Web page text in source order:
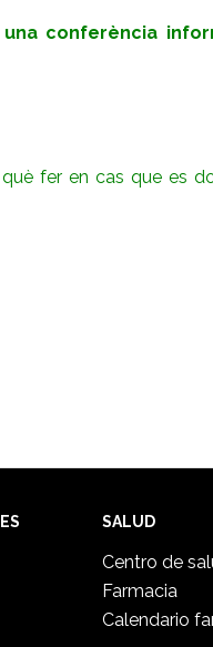
conferència
fer en cas que es
SALUD
Centro de
Farmacia
Calendario